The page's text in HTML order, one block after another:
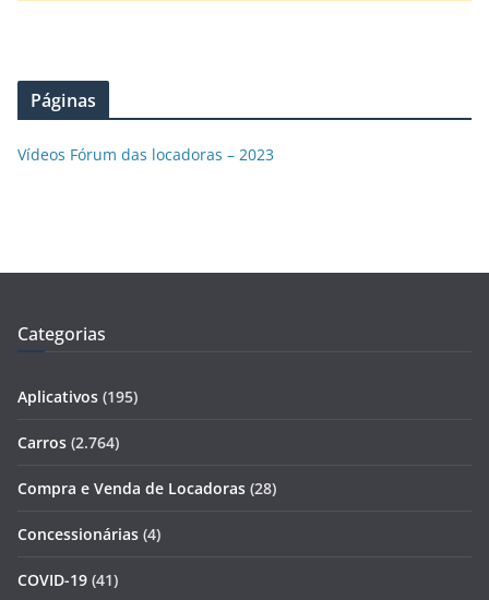
Páginas
Vídeos Fórum das locadoras – 2023
Categorias
Aplicativos (195)
Carros (2.764)
Compra e Venda de Locadoras (28)
Concessionárias (4)
COVID-19 (41)